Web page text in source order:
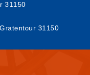
31150
31150